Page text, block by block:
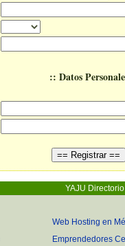
:: Datos
YAJU
Web Hosting en
Emprendedores